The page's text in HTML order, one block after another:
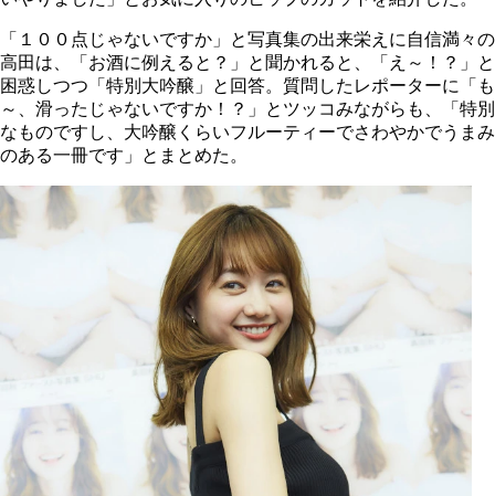
「１００点じゃないですか」と写真集の出来栄えに自信満々の
高田は、「お酒に例えると？」と聞かれると、「え～！？」と
困惑しつつ「特別大吟醸」と回答。質問したレポーターに「も
～、滑ったじゃないですか！？」とツッコみながらも、「特別
なものですし、大吟醸くらいフルーティーでさわやかでうまみ
のある一冊です」とまとめた。